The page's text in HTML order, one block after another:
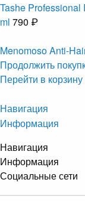
Tashe
ml 790 ₽
Menomoso Anti-
Продолжить
Перейти в корзину
Навигация
Информация
Навигация
Информация
Социальные сети